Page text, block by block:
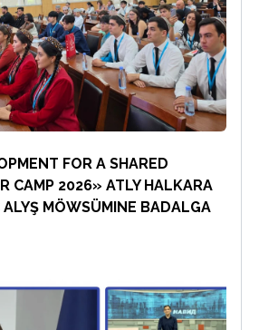
FOR A SHARED
CAMP 2026» ATLY HALKARA
ALYŞ MÖWSÜMINE BADALGA